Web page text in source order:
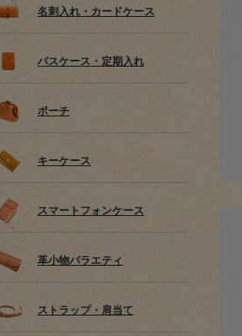
名刺入れ・カードケース
パスケース・定期入れ
ポーチ
キーケース
スマートフォンケース
革小物バラエティ
ストラップ・肩当て